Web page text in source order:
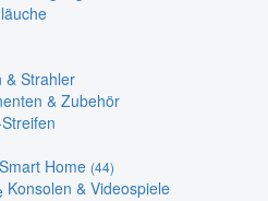
& Strahler
& Zubehör
Home (44)
Konsolen & Videospiele